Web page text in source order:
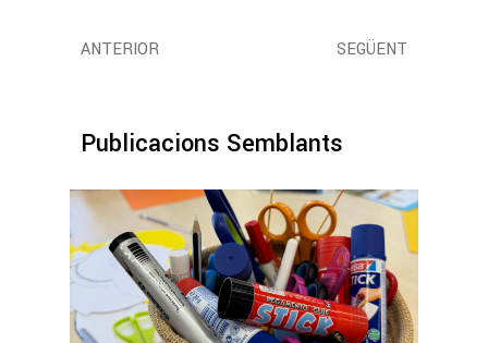
ANTERIOR SEGÜENT
Publicacions Semblants